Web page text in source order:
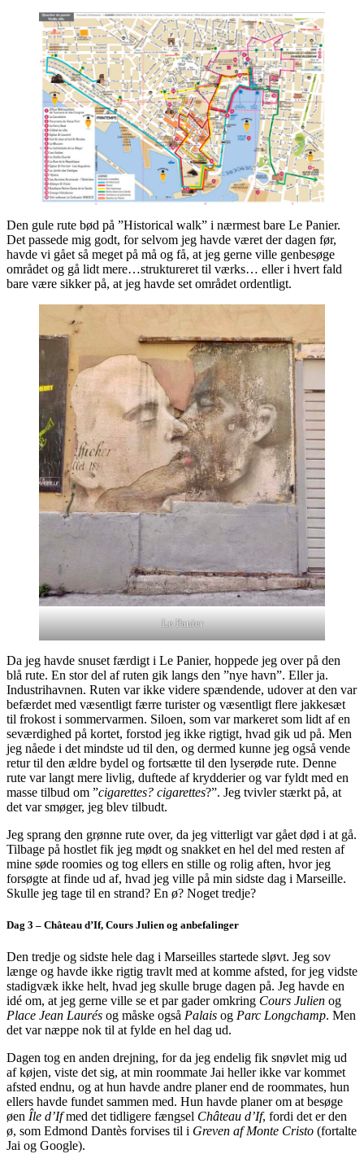
Den gule rute bød på ”Historical walk” i nærmest bare Le Panier.
Det passede mig godt, for selvom jeg havde været der dagen før,
havde vi gået så meget på må og få, at jeg gerne ville genbesøge
området og gå lidt mere…struktureret til værks… eller i hvert fald
bare være sikker på, at jeg havde set området ordentligt.
Le Panier
Da jeg havde snuset færdigt i Le Panier, hoppede jeg over på den
blå rute. En stor del af ruten gik langs den ”nye havn”. Eller ja.
Industrihavnen. Ruten var ikke videre spændende, udover at den var
befærdet med væsentligt færre turister og væsentligt flere jakkesæt
til frokost i sommervarmen. Siloen, som var markeret som lidt af en
seværdighed på kortet, forstod jeg ikke rigtigt, hvad gik ud på. Men
jeg nåede i det mindste ud til den, og dermed kunne jeg også vende
retur til den ældre bydel og fortsætte til den lyserøde rute. Denne
rute var langt mere livlig, duftede af krydderier og var fyldt med en
masse tilbud om ”cigarettes? cigarettes?”. Jeg tvivler stærkt på, at
det var smøger, jeg blev tilbudt.
Jeg sprang den grønne rute over, da jeg vitterligt var gået død i at gå.
Tilbage på hostlet fik jeg mødt og snakket en hel del med resten af
mine søde roomies og tog ellers en stille og rolig aften, hvor jeg
forsøgte at finde ud af, hvad jeg ville på min sidste dag i Marseille.
Skulle jeg tage til en strand? En ø? Noget tredje?
Dag 3 – Château d’If, Cours Julien og anbefalinger
Den tredje og sidste hele dag i Marseilles startede sløvt. Jeg sov
længe og havde ikke rigtig travlt med at komme afsted, for jeg vidste
stadigvæk ikke helt, hvad jeg skulle bruge dagen på. Jeg havde en
idé om, at jeg gerne ville se et par gader omkring Cours Julien og
Place Jean Laurés og måske også Palais og Parc Longchamp. Men
det var næppe nok til at fylde en hel dag ud.
Dagen tog en anden drejning, for da jeg endelig fik snøvlet mig ud
af køjen, viste det sig, at min roommate Jai heller ikke var kommet
afsted endnu, og at hun havde andre planer end de roommates, hun
ellers havde fundet sammen med. Hun havde planer om at besøge
øen Île d’Ifmed det tidligere fængsel Château d’If, fordi det er den
ø, som Edmond Dantès forvises til i Greven af Monte Cristo (fortalte
Jai og Google).